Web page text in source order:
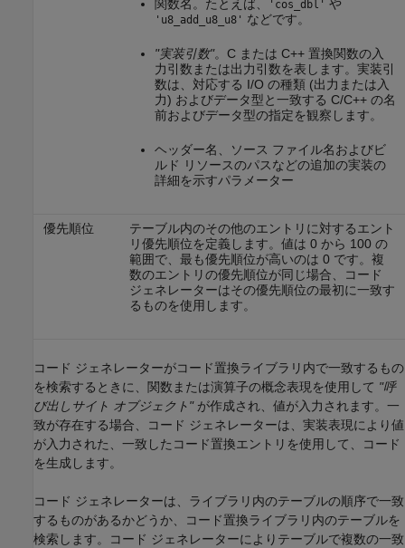
関数名。たとえば、 'cos_dbl' や
'u8_add_u8_u8' などです。
"実装引数"。C または C++ 置換関数の入
力引数または出力引数を表します。実装引
数は、対応する I/O の種類 (出力または入
力) およびデータ型と一致する C/C++ の名
前およびデータ型の指定を観察します。
ヘッダー名、ソース ファイル名およびビ
ルド リソースのパスなどの追加の実装の
詳細を示すパラメーター
優先順位
テーブル内のその他のエントリに対するエント
リ優先順位を定義します。値は 0 から 100 の
範囲で、最も優先順位が高いのは 0 です。複
数のエントリの優先順位が同じ場合、コード
ジェネレーターはその優先順位の最初に一致す
るものを使用します。
コード ジェネレーターがコード置換ライブラリ内で一致するもの
を検索するときに、関数または演算子の概念表現を使用して "呼
び出しサイト オブジェクト"が作成され、値が入力されます。一
致が存在する場合、コード ジェネレーターは、実装表現により値
が入力された、一致したコード置換エントリを使用して、コード
を生成します。
コード ジェネレーターは、ライブラリ内のテーブルの順序で一致
するものがあるかどうか、コード置換ライブラリ内のテーブルを
検索します。コード ジェネレーターによりテーブルで複数の一致